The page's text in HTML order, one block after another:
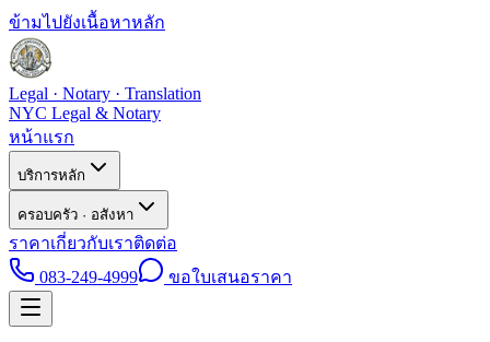
ข้ามไปยังเนื้อหาหลัก
Legal · Notary · Translation
NYC Legal & Notary
หน้าแรก
บริการหลัก
ครอบครัว · อสังหา
ราคาเกี่ยวกับเราติดต่อ
083-249-4999
ขอใบเสนอราคา